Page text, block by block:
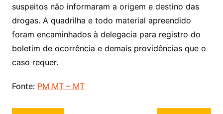
suspeitos não informaram a origem e destino das
drogas. A quadrilha e todo material apreendido
foram encaminhados à delegacia para registro do
boletim de ocorrência e demais providências que o
caso requer.
Fonte: PM MT – MT